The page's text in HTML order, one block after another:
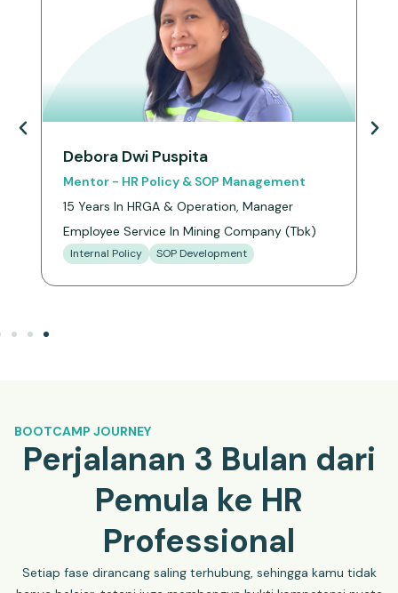
Debora Dwi Puspita
Mentor - HR Policy & SOP Management
15 Years In HRGA & Operation, Manager
Employee Service In Mining Company (Tbk)
Internal Policy SOP Development
BOOTCAMP JOURNEY
Perjalanan 3 Bulan dari
Pemula ke HR
Professional
Setiap fase dirancang saling terhubung, sehingga kamu tidak